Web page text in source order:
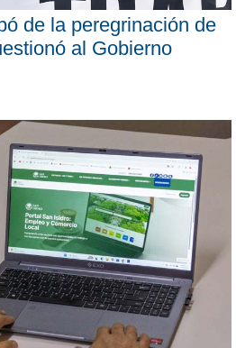
de la peregrinación de
al Gobierno